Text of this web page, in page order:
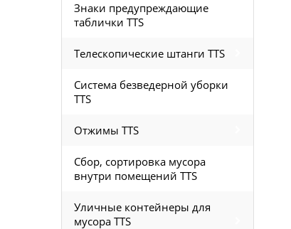
Знаки предупреждающие
таблички TTS
Телескопические штанги TTS
Система безведерной уборки
TTS
Отжимы TTS
Сбор, сортировка мусора
внутри помещений TTS
Уличные контейнеры для
мусора TTS